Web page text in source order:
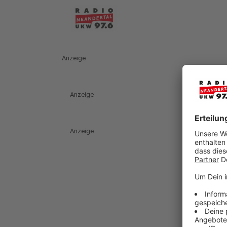
Anzeige
Anzeige
Anzeige